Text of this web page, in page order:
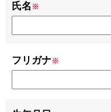
氏名 ※
フリガナ※